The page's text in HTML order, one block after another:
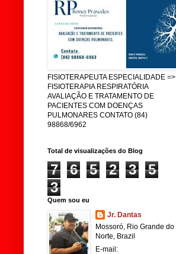
FISIOTERAPEUTA ESPECIALIDADE =>
FISIOTERAPIA RESPIRATÓRIA
AVALIAÇÃO E TRATAMENTO DE
PACIENTES COM DOENÇAS
PULMONARES CONTATO (84)
98868/6962
Total de visualizações do Blog
7 6 5 2 3
5
3
Quem sou eu
Jr. Dantas
Mossoró, Rio Grande do
Norte, Brazil
E-mail: